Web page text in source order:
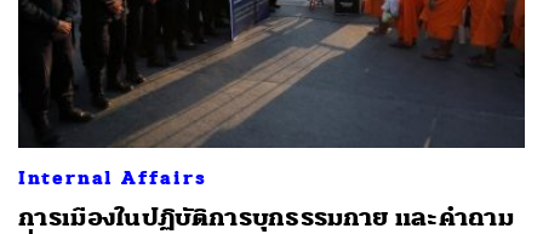
Internal Affairs
การเมืองในปฏิบัติการบุกธรรมกาย และคำถาม